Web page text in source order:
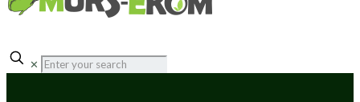
✕